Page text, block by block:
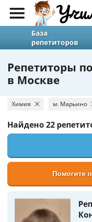
База
репетиторов
Репетиторы
в Москве
Химия м. Марьино
Найдено22
Помогите